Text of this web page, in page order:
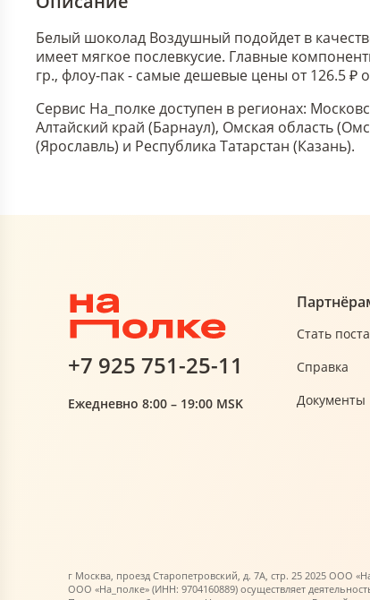
Белый шоколад Воздушный подойдет в
имеет мягкое послевкусие. Главные
гр., флоу-пак - самые дешевые цены от 126.5
Сервис На_полке доступен в регионах:
Алтайский край (Барнаул), Омская область
(Ярославль) и Республика Татарстан (Казань).
+7 925 751-25-11
Ежедневно 8:00 – 19:00 MSK
Стать
Справка
Документы
г Москва, проезд Старопетровский, д. 7А, стр. 25 2025 ООО
ООО «На_полке» (ИНН: 9704160889) осуществляет